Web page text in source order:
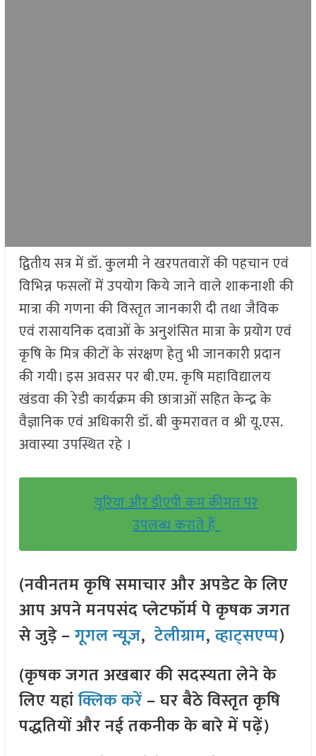
द्वितीय सत्र में डॉ. कुलमी ने खरपतवारों की पहचान एवं
विभिन्न फसलों में उपयोग किये जाने वाले शाकनाशी की
मात्रा की गणना की विस्तृत जानकारी दी तथा जैविक
एवं रासायनिक दवाओं के अनुशंसित मात्रा के प्रयोग एवं
कृषि के मित्र कीटों के संरक्षण हेतु भी जानकारी प्रदान
की गयी। इस अवसर पर बी.एम. कृषि महाविद्यालय
खंडवा की रेडी कार्यक्रम की छात्राओं सहित केन्द्र के
वैज्ञानिक एवं अधिकारी डॉ. बी कुमरावत व श्री यू.एस.
अवास्या उपस्थित रहे ।
यूरिया और डीएपी कम कीमत पर
उपलब्ध कराते हैं
(नवीनतम कृषि समाचार और अपडेट के लिए
आप अपने मनपसंद प्लेटफॉर्म पे कृषक जगत
से जुड़े –गूगल न्यूज़,टेलीग्राम,व्हाट्सएप्प)
(कृषक जगत अखबार की सदस्यता लेने के
लिए यहांक्लिक करें– घर बैठे विस्तृत कृषि
पद्धतियों और नई तकनीक के बारे में पढ़ें)